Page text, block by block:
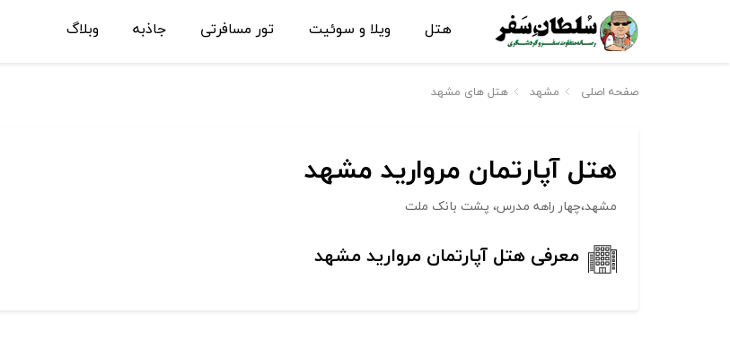
هتل ویلا و سوئیت تور مسافرتی جاذبه وبلاگ
صفحه اصلی مشهد هتل های مشهد
هتل آپارتمان مروارید مشهد
مشهد،چهار راهه مدرس، پشت بانک ملت
معرفی هتل آپارتمان مروارید مشهد